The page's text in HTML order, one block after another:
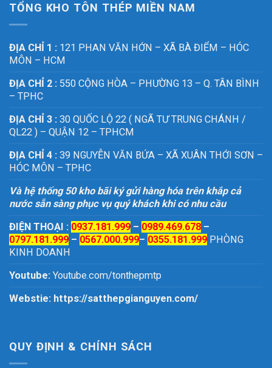
TỔNG KHO TÔN THÉP MIỀN NAM
ĐỊA CHỈ 1 : 121 PHAN VĂN HỚN – XÃ BÀ ĐIỂM – HÓC
MÔN – HCM
ĐỊA CHỈ 2 : 550 CỘNG HÒA – PHƯỜNG 13 – Q. TÂN BÌNH
– TPHC
ĐỊA CHỈ 3 : 30 QUỐC LỘ 22 ( NGÃ TƯ TRUNG CHÁNH /
QL22 ) – QUẬN 12 – TPHCM
ĐỊA CHỈ 4 : 39 NGUYỄN VĂN BỨA – XÃ XUÂN THỚI SƠN –
HÓC MÔN – TPHC
Và hệ thống 50 kho bãi ký gửi hàng hóa trên khắp cả
nước sẵn sàng phục vụ quý khách khi có nhu cầu
ĐIỆN THOẠI : 0937.181.999 – 0989.469.678 –
0797.181.999 – 0567.000.999– 0355.181.999 PHÒNG
KINH DOANH
Youtube: Youtube.com/tonthepmtp
Webstie: https://satthepgianguyen.com/
QUY ĐỊNH & CHÍNH SÁCH